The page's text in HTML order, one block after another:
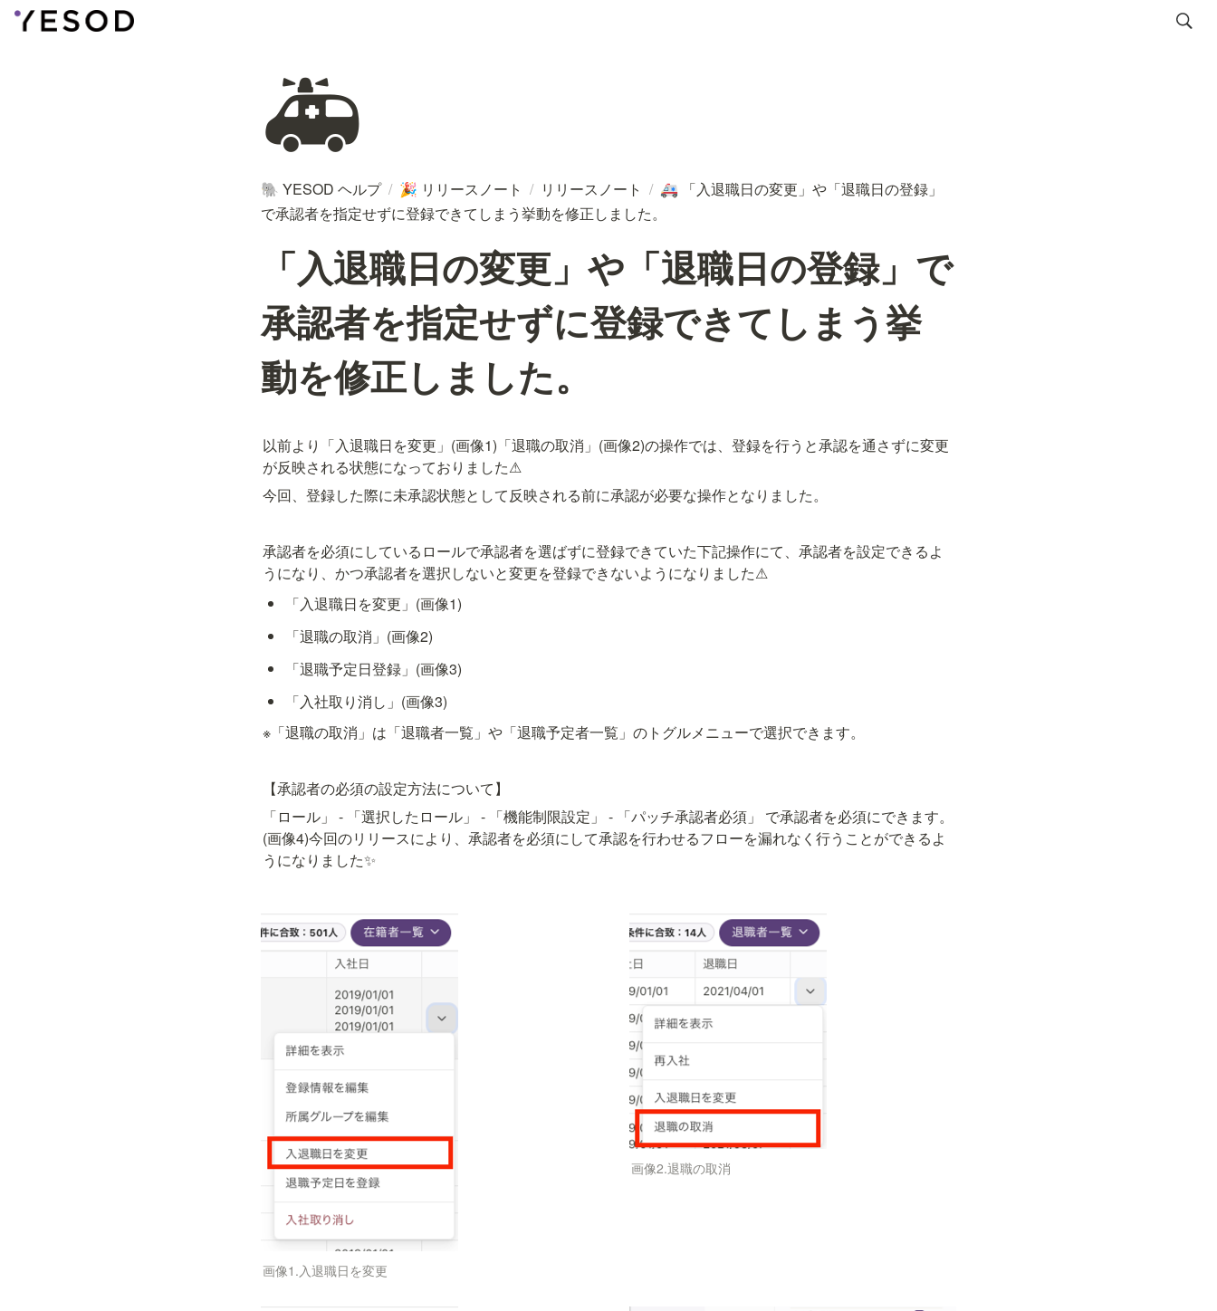
🚑
🐘 YESOD ヘルプ / 🎉 リリースノート / リリースノート / 🚑
「入退職日の変更」や「退職日の登録」
で承認者を指定せずに登録できてしまう挙動を修正しました。
「入退職日の変更」や「退職日の登録」で
承認者を指定せずに登録できてしまう挙
動を修正しました。
以前より「入退職日を変更」(画像1)「退職の取消」(画像2)の操作では、登録を行うと承認を通さずに変更
が反映される状態になっておりました⚠
今回、登録した際に未承認状態として反映される前に承認が必要な操作となりました。
承認者を必須にしているロールで承認者を選ばずに登録できていた下記操作にて、承認者を設定できるよ
うになり、かつ承認者を選択しないと変更を登録できないようになりました⚠
「入退職日を変更」(画像1)
「退職の取消」(画像2)
「退職予定日登録」(画像3)
「入社取り消し」(画像3)
※「退職の取消」は「退職者一覧」や「退職予定者一覧」のトグルメニューで選択できます。
【承認者の必須の設定方法について】
「ロール」 - 「選択したロール」 - 「機能制限設定」 - 「パッチ承認者必須」 で承認者を必須にできます。
(画像4)今回のリリースにより、承認者を必須にして承認を行わせるフローを漏れなく行うことができるよ
うになりました✨
画像1.入退職日を変更
画像2.退職の取消